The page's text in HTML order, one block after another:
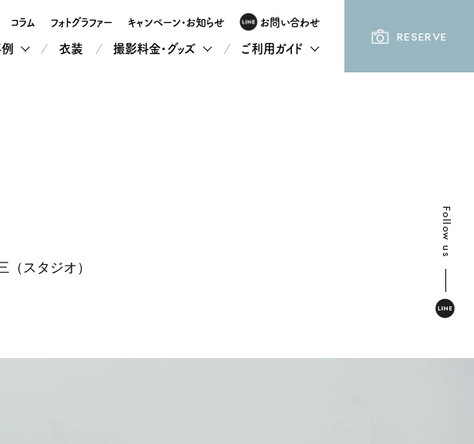
衣装 撮影料金・グッズ ご利用ガイド
コラム フォトグラファー キャンペーン・お知らせ お問い合わせ
RESERVE
Follow us
（スタジオ）